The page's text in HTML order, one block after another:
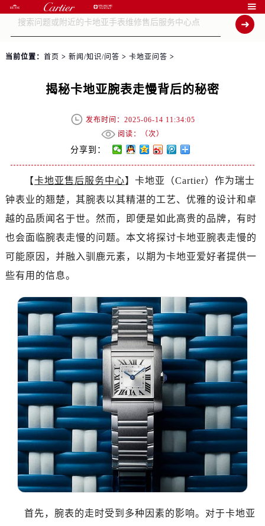

当前位置： 首页 > 新闻/知识/问答 > 卡地亚问答 >
揭秘卡地亚腕表走慢背后的秘密
发布时间：2025-06-14 11:34:05
阅读：（次）
分享到：
【卡地亚售后服务中心】卡地亚（Cartier）作为瑞士
钟表业的翘楚，其腕表以其精湛的工艺、优雅的设计和卓
越的品质闻名于世。然而，即便是如此高贵的品牌，有时
也会面临腕表走慢的问题。本文将探讨卡地亚腕表走慢的
可能原因，并融入驯鹿元素，以期为卡地亚爱好者提供一
些有用的信息。
首先，腕表的走时受到多种因素的影响。对于卡地亚